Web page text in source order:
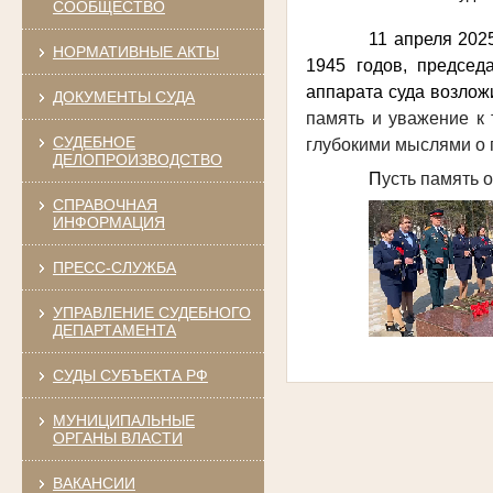
СООБЩЕСТВО
НОРМАТИВНЫЕ АКТЫ
ДОКУМЕНТЫ СУДА
СУДЕБНОЕ
ДЕЛОПРОИЗВОДСТВО
СПРАВОЧНАЯ
ИНФОРМАЦИЯ
ПРЕСС-СЛУЖБА
УПРАВЛЕНИЕ СУДЕБНОГО
ДЕПАРТАМЕНТА
СУДЫ СУБЪЕКТА РФ
МУНИЦИПАЛЬНЫЕ
ОРГАНЫ ВЛАСТИ
ВАКАНСИИ
11 апреля
1945 годов,
аппарата суда
память и уважение
глубокими мыслями о
Пусть память